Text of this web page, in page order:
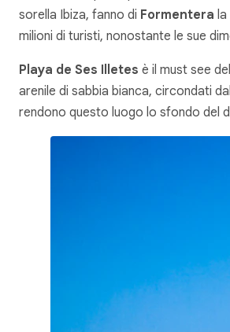
sorella Ibiza, fanno di Formentera la
milioni di turisti, nonostante le sue
Playa de Ses Illetes è il must see
arenile di sabbia bianca, circondati
rendono questo luogo lo sfondo del